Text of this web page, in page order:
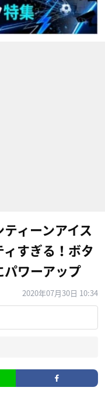
ティーンアイス
ィすぎる！ボタ
パワーアップ
2020年07月30日 10:34